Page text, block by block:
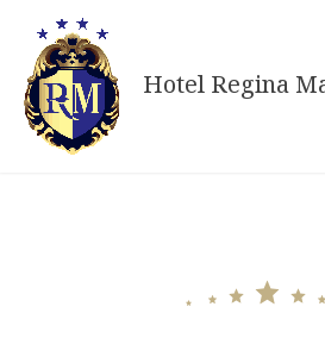
content
Hotel Regina